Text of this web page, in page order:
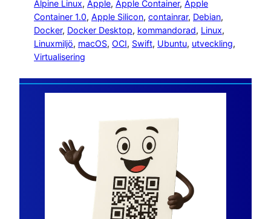
Alpine Linux, Apple, Apple Container, Apple
Container 1.0, Apple Silicon, containrar, Debian
Docker, Docker Desktop, kommandorad, Linux
Linuxmiljö, macOS, OCI, Swift, Ubuntu, utveckling
Virtualisering